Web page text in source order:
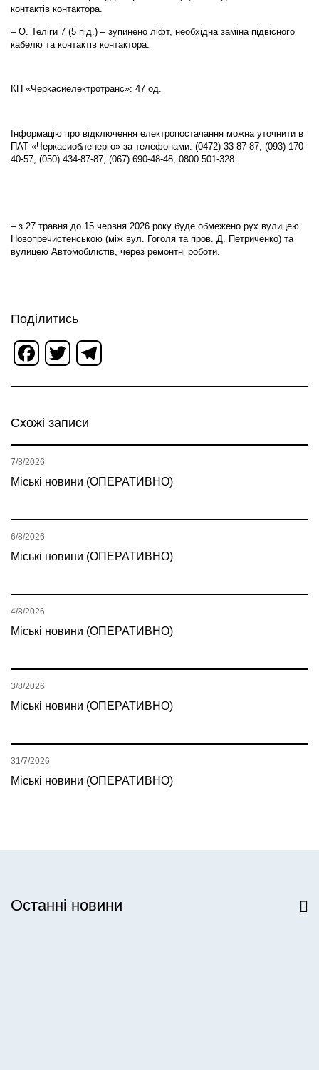
контактів контактора.
– О. Теліги 7 (5 під.) – зупинено ліфт, необхідна заміна підвісного
кабелю та контактів контактора.
КП «Черкасиелектротранс»: 47 од.
Інформацію про відключення електропостачання можна уточнити в
ПАТ «Черкасиобленерго» за телефонами: (0472) 33-87-87, (093) 170-
40-57, (050) 434-87-87, (067) 690-48-48, 0800 501-328.
– з 27 травня до 15 червня 2026 року буде обмежено рух вулицею
Новопречистенською (між вул. Гоголя та пров. Д. Петриченко) та
вулицею Автомобілістів, через ремонтні роботи.
Поділитись
Facebook
Twitter
Схожі записи
Міські новини (ОПЕРАТИВНО)
7/8/2026
Міські новини (ОПЕРАТИВНО)
6/8/2026
Міські новини (ОПЕРАТИВНО)
4/8/2026
Міські новини (ОПЕРАТИВНО)
3/8/2026
Міські новини (ОПЕРАТИВНО)
31/7/2026
Останні новини